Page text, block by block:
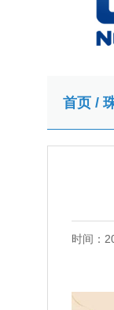
首页 /
时间：